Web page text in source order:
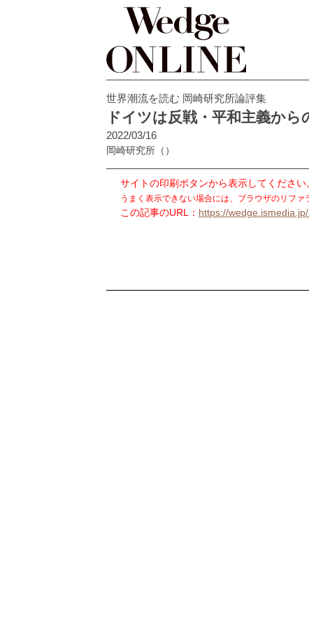
世界潮流を読む 岡崎研究所論評集
ドイツは反戦・平和主義か
2022/03/16
岡崎研究所 （）
サイトの印刷ボタンから表示してください
うまく表示できない場合には、ブラウザのリファ
この記事のURL： https://